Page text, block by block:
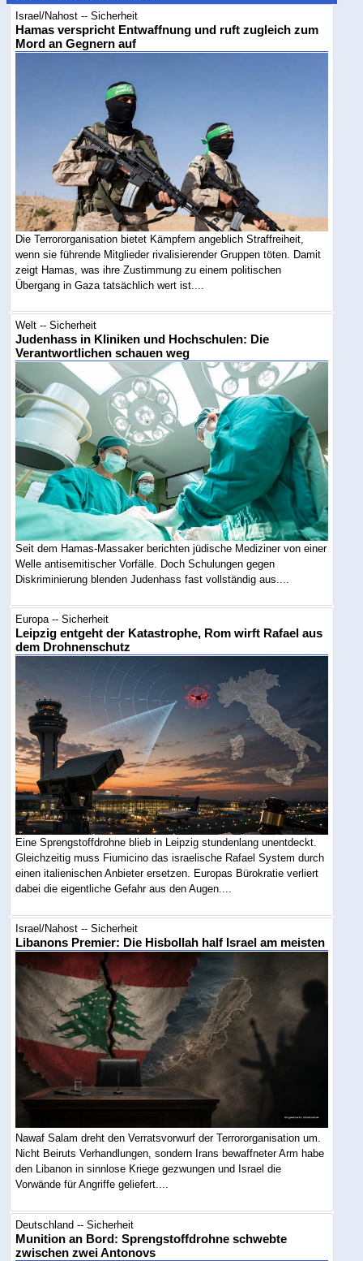
Israel/Nahost -- Sicherheit
Hamas verspricht Entwaffnung und ruft zugleich zum
Mord an Gegnern auf
Die Terrororganisation bietet Kämpfern angeblich Straffreiheit,
wenn sie führende Mitglieder rivalisierender Gruppen töten. Damit
zeigt Hamas, was ihre Zustimmung zu einem politischen
Übergang in Gaza tatsächlich wert ist....
Welt -- Sicherheit
Judenhass in Kliniken und Hochschulen: Die
Verantwortlichen schauen weg
Seit dem Hamas-Massaker berichten jüdische Mediziner von einer
Welle antisemitischer Vorfälle. Doch Schulungen gegen
Diskriminierung blenden Judenhass fast vollständig aus....
Europa -- Sicherheit
Leipzig entgeht der Katastrophe, Rom wirft Rafael aus
dem Drohnenschutz
Eine Sprengstoffdrohne blieb in Leipzig stundenlang unentdeckt.
Gleichzeitig muss Fiumicino das israelische Rafael System durch
einen italienischen Anbieter ersetzen. Europas Bürokratie verliert
dabei die eigentliche Gefahr aus den Augen....
Israel/Nahost -- Sicherheit
Libanons Premier: Die Hisbollah half Israel am meisten
Nawaf Salam dreht den Verratsvorwurf der Terrororganisation um.
Nicht Beiruts Verhandlungen, sondern Irans bewaffneter Arm habe
den Libanon in sinnlose Kriege gezwungen und Israel die
Vorwände für Angriffe geliefert....
Deutschland -- Sicherheit
Munition an Bord: Sprengstoffdrohne schwebte
zwischen zwei Antonovs